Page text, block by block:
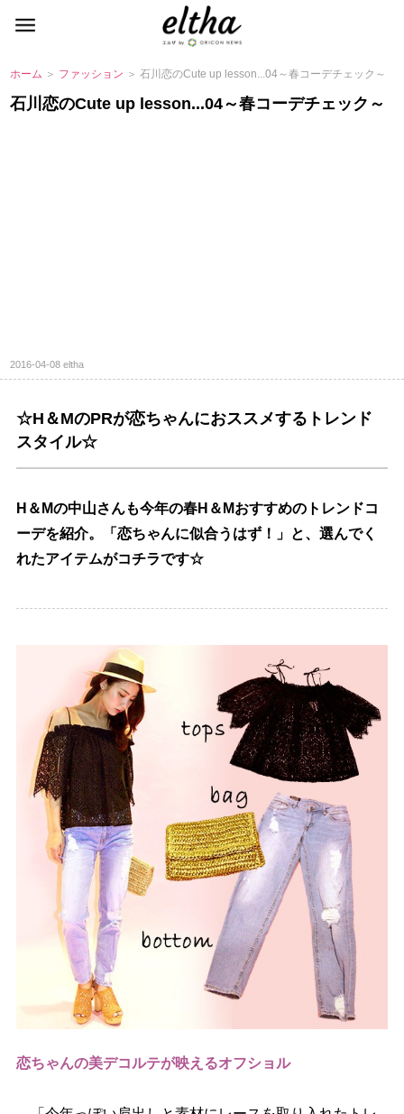
ホーム ＞ ファッション ＞ 石川恋のCute up lesson...04～春コーデチェック～
石川恋のCute up lesson...04～春コーデチェック～
2016-04-08eltha
☆H＆MのPRが恋ちゃんにおススメするトレンド
スタイル☆
H＆Mの中山さんも今年の春H＆Mおすすめのトレンドコ
ーデを紹介。「恋ちゃんに似合うはず！」と、選んでく
れたアイテムがコチラです☆
恋ちゃんの美デコルテが映えるオフショル